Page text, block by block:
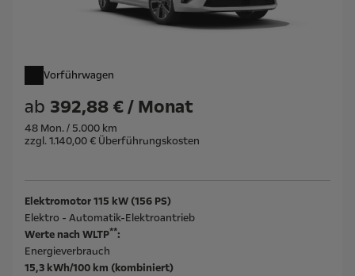
Vorführwagen
ab 392,88 € / Monat
48 Mon. / 5.000 km
zzgl. 1.140,00 € Überführungskosten
Elektromotor 115 kW (156 PS)
Elektro - Automatik-Elektroantrieb
Werte nach WLTP**:
Energieverbrauch
15,3 kWh/100 km (kombiniert)